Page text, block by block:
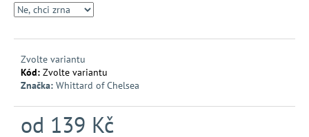
Zvolte variantu
Kód: Zvolte variantu
Značka: Whittard of Chelsea
od 139 Kč